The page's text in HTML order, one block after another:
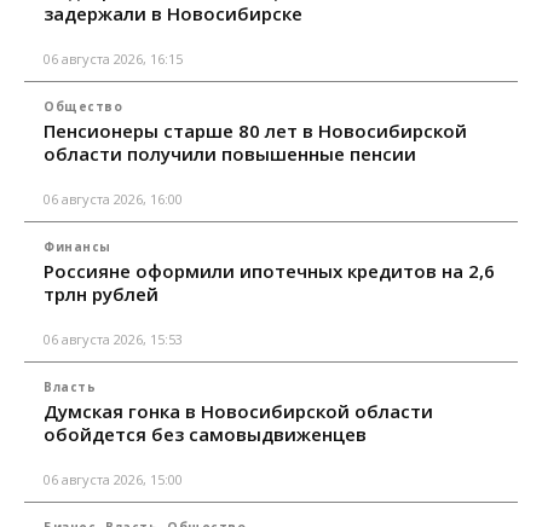
задержали в Новосибирске
06 августа 2026, 16:15
Общество
Пенсионеры старше 80 лет в Новосибирской
области получили повышенные пенсии
06 августа 2026, 16:00
Финансы
Россияне оформили ипотечных кредитов на 2,6
трлн рублей
06 августа 2026, 15:53
Власть
Думская гонка в Новосибирской области
обойдется без самовыдвиженцев
06 августа 2026, 15:00